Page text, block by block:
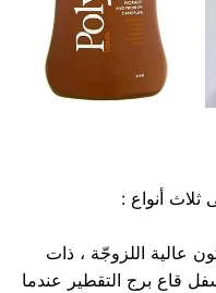
ثلاث أنواع :
عالية اللزوجّة ، ذات
قاع برج التقطير عندما